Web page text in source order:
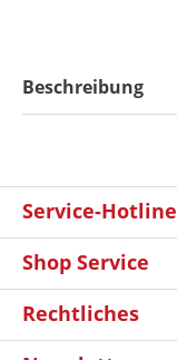
Beschreibung
Service-Hotline
Shop Service
Rechtliches